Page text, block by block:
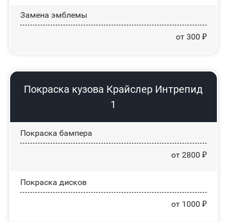
Замена эмблемы
от 300 ₽
Покраска кузова Крайслер Интрепид
1
Покраска бампера
от 2800 ₽
Покраска дисков
от 1000 ₽